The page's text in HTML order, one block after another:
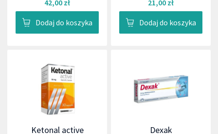
42,00 zł
Dodaj do koszyka
21,00 zł
Dodaj do koszyka
Ketonal active Dexak